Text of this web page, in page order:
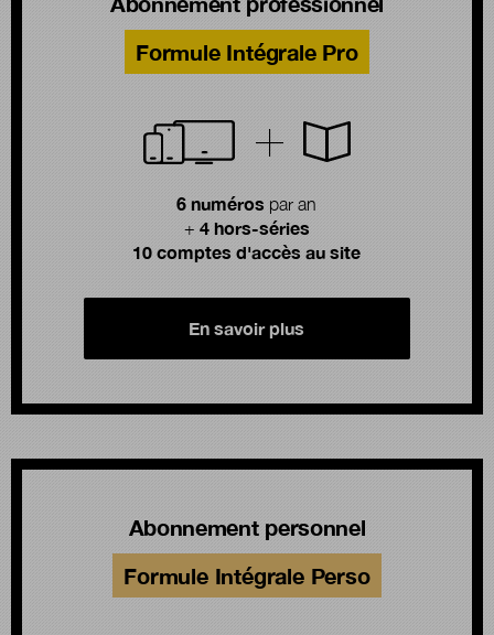
Formule Intégrale Pro
6 numéros par an
+ 4 hors-séries
10 comptes d'accès au site
En savoir plus
Abonnement personnel
Formule Intégrale Perso